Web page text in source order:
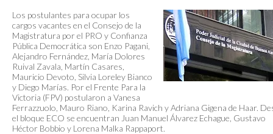
Los postulantes para ocupar los
cargos vacantes en el Consejo de la
Magistratura por el PRO y Confianza
Pública Democrática son Enzo Pagani,
Alejandro Fernández, María Dolores
Ruival Zavala, Martín Casares,
Mauricio Devoto, Silvia Loreley Bianco
y Diego Marías. Por el Frente Para la
Victoria (FPV) postularon a Vanesa
Ferrazzuolo, Mauro Riano, Karina Ravich y Adriana Gigena de Haar.
el bloque ECO se encuentran Juan Manuel Álvarez Echague, Gustavo
Héctor Bobbio y Lorena Malka Rappaport.